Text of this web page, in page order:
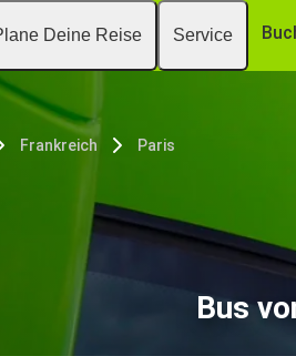
Deine Reise Service
Frankreich Paris
Bus